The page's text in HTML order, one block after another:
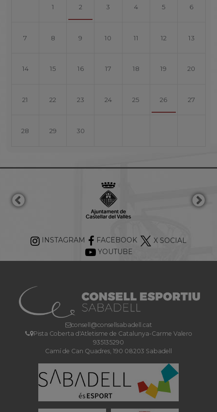
1 2 3 4 5 6
7 8 9 10 11 12 13
14 15 16 17 18 19 20
21 22 23 24 25 26 27
28 29 30
INSTAGRAM FACEBOOK
X SOCIAL
YOUTUBE
consell@consellsabadell.cat
Pista Coberta d'Atletisme de Catalunya-Carme Valero
935135290
Camí de Can Quadres, 190 08203 Sabadell